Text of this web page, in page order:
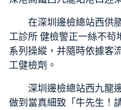
在深圳邊檢總站西供
工診所 健檢警正一絲不茍
系列操縱，并隨時依據客
工健檢劑。
深圳邊檢總站西九龍
做到當真細致「牛先生！